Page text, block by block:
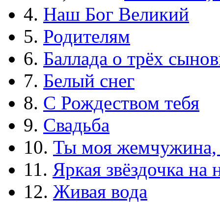
4. Наш Бог Великий
5. Родителям
6. Баллада о трёх
7. Белый снег
8. С Рождеством тебя
9. Свадьба
10. Ты моя жемчужина,
11. Яркая звёздочка на
12. Живая вода